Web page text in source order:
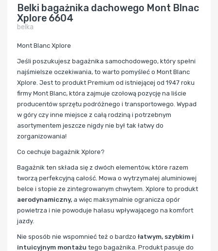
Belki bagażnika dachowego Mont Blnac
Xplore 6604
belka
Mont Blanc Xplore
Jeśli poszukujesz bagażnika samochodowego, który spełni
najśmielsze oczekiwania, to warto pomyśleć o Mont Blanc
Xplore. Jest to produkt Premium od istniejącej od 1947 roku
firmy Mont Blanc, która zajmuje czołową pozycję na liście
producentów sprzętu podróżnego i transportowego. Wypad
w góry czy inne miejsce z całą rodziną i potrzebnym
asortymentem jeszcze nigdy nie był tak łatwy do
zorganizowania!
Co cechuje bagażnik Xplore?
Bagażnik ten składa się z dwóch elementów, które razem
tworzą perfekcyjną całość. Mowa o wytrzymałej aluminiowej
belce i stopie ze zintegrowanym chwytem. Xplore to produkt
aerodynamiczny, a więc maksymalnie ogranicza opór
powietrza i nie powoduje hałasu wpływającego na komfort
jazdy.
Nie sposób nie wspomnieć też o bardzo łatwym, szybkim i
intuicyjnym montażu tego bagażnika. Produkt pasuje do